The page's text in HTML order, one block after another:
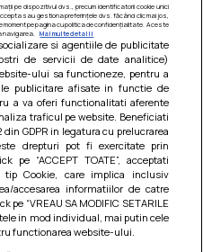
arpagic rosu
pe dispozitivul dvs., precum identificatorii cookie unici
sau gestiona preferințele dvs. făcând clic mai jos,
moment pe pagina cu politica de confidențialitate. Aceste
navigarea.
Mai multe detalii
si agentiile de publicitate
de servicii de date analitice)
ului sa functioneze, pentru a
publicitare afisate in functie de
a va oferi functionalitati aferente
traficul pe website. Beneficiati
GDPR in legatura cu prelucrarea
drepturi pot fi exercitate prin
pe “ACCEPT TOATE”, acceptati
tip Cookie, care implica inclusiv
accesarea informatiilor de catre
“VREAU SA MODIFIC SETARILE
in mod individual, mai putin cele
functionarea website-ului.